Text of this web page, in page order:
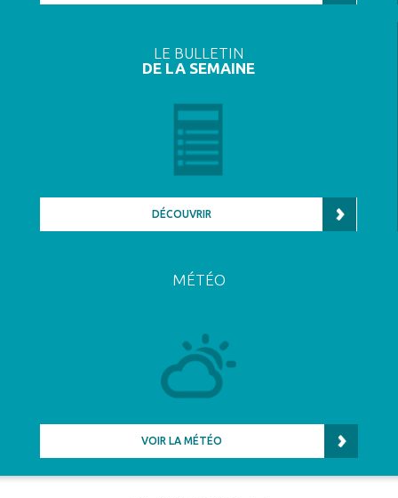
LE BULLETIN
DE LA SEMAINE
DÉCOUVRIR
MÉTÉO
VOIR LA MÉTÉO